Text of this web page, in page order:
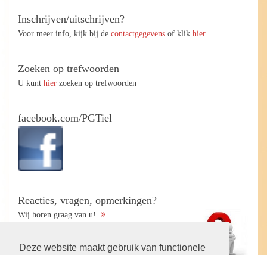
Deze website maakt gebruik van functionele
Inschrijven/uitschrijven?
Voor meer info, kijk bij de contactgegevens of klik hier
Zoeken op trefwoorden
U kunt hier zoeken op trefwoorden
facebook.com/PGTiel
Reacties, vragen, opmerkingen?
Wij horen graag van u!